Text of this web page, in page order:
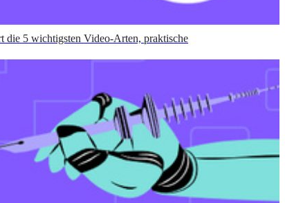
die 5 wichtigsten Video-Arten, praktische